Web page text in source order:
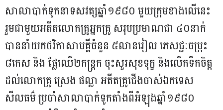
សាលាបាក់ទូកនាទសវត្សឆ្នាំ១៩៨០ មួយក្រុមខាងលើនេះ
រួមជាមួយអតីតលោកគ្រូអ្នកគ្រូ សរុបប្រមាណជា ៤០នាក់
បាននាំយកថវិកាសាមគ្គីចំនួន ៥លានរៀល ភេសជ្ជៈចម្រុះ
៨កេស និង ផ្លែឈើ២កន្រ្តក ចុះសួរសុខទុក្ខ និងលើកទឹកចិត្ត
ដល់លោកគ្រូ ស្រេង ផល្លា អតីតគ្រូជើងចាស់ឯកទេស
សីលធម៌ ប្រចាំសាលាបាក់ទូកតាំងពីអំឡុងឆ្នាំ១៩៨០